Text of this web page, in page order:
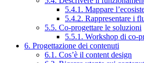
5.4.1. Mappare
5.4.2. Rappresentare i
5.5. Co-progettare le soluzioni
5.5.1. Workshop di co-
6. Progettazione dei contenuti
6.1. Cos’è il content design